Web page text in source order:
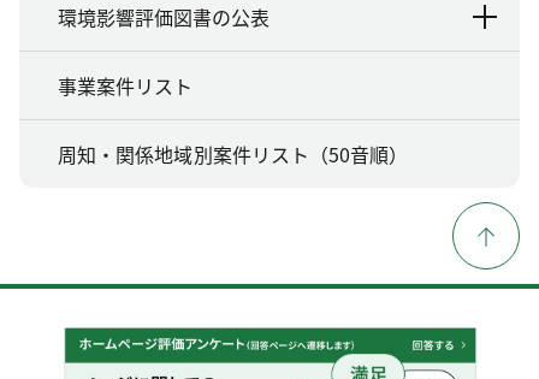
環境影響評価図書の公表
事業案件リスト
周知・関係地域別案件リスト（50音順）